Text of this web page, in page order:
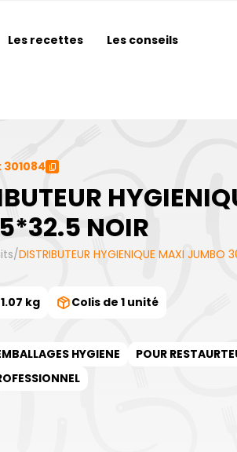
Les recettes Les conseils
NOIR
/DISTRIBUTEUR HYGIENIQUE MAXI JUMBO
kg Colis de 1 unité
HYGIENE
POUR